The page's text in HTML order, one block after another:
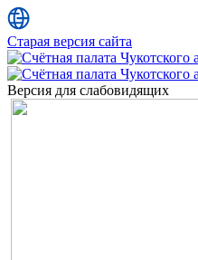
Старая версия сайта
Версия для слабовидящих